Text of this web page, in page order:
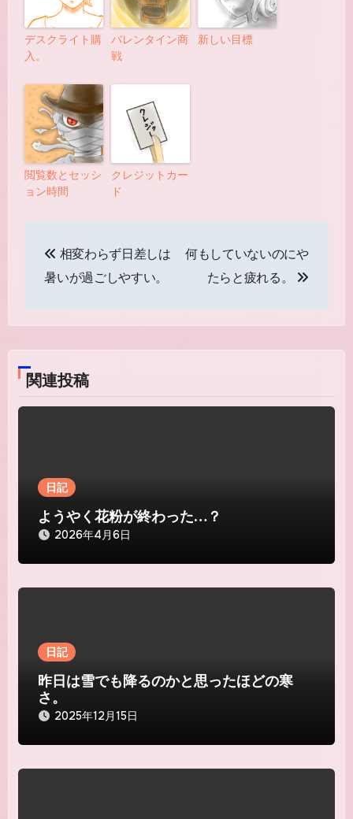
デスクライト購
入。
バレンタイン商
戦
新しい目標
閲覧数とセッシ
ョン時間
クレジットカー
ド
稿
ビ
ゲ
ー
ン
相変わらず日差しは
暑いが過ごしやすい。
何もしていないのにや
たらと疲れる。
関連投稿
日記
ようやく花粉が終わった…？
2026年4月6日
日記
昨日は雪でも降るのかと思ったほどの寒
さ。
2025年12月15日